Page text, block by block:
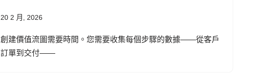
20 2 月, 2026
創建價值流圖需要時間。您需要收集每個步驟的數據——從客戶
訂單到交付——